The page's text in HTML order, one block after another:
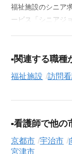
福祉施設のシニア
ービス「シニアジ
にサポートします
だけの非公開求人
ご利用の流れ
る」ボタンからご
イザーが、これま
職務経歴書の作成
関連する職種
福祉施設 訪問
看護師で他の
京都市 宇治市
宮津市